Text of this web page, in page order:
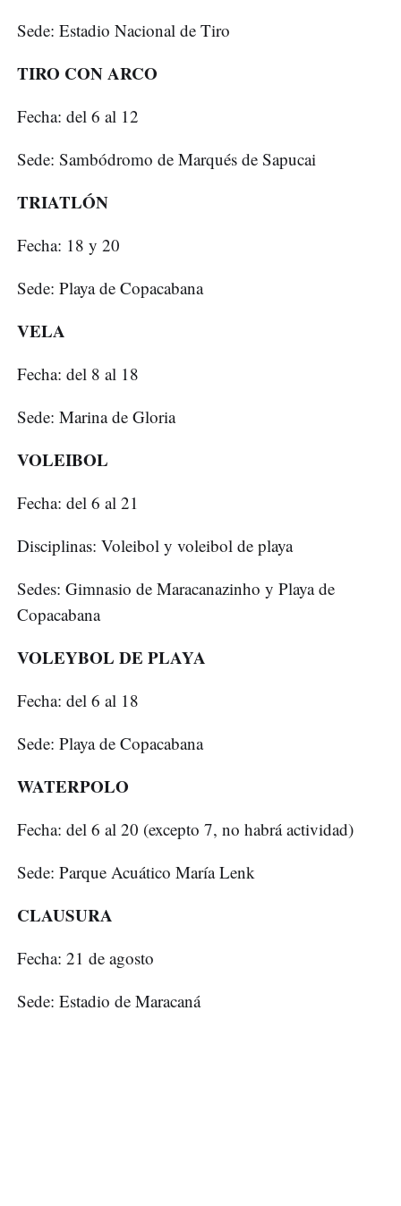
Sede: Estadio Nacional de Tiro
TIRO CON ARCO
Fecha: del 6 al 12
Sede: Sambódromo de Marqués de Sapucai
TRIATLÓN
Fecha: 18 y 20
Sede: Playa de Copacabana
VELA
Fecha: del 8 al 18
Sede: Marina de Gloria
VOLEIBOL
Fecha: del 6 al 21
Disciplinas: Voleibol y voleibol de playa
Sedes: Gimnasio de Maracanazinho y Playa de
Copacabana
VOLEYBOL DE PLAYA
Fecha: del 6 al 18
Sede: Playa de Copacabana
WATERPOLO
Fecha: del 6 al 20 (excepto 7, no habrá actividad)
Sede: Parque Acuático María Lenk
CLAUSURA
Fecha: 21 de agosto
Sede: Estadio de Maracaná